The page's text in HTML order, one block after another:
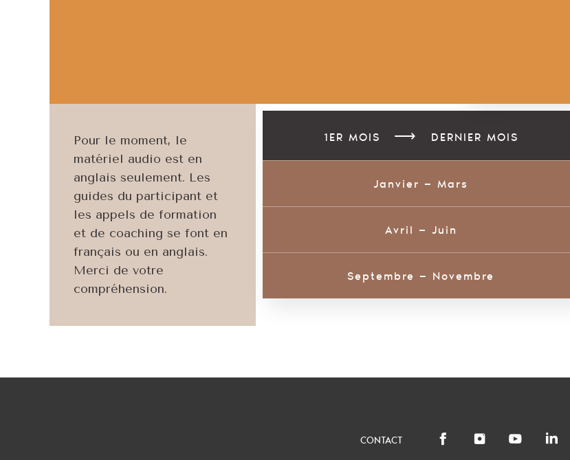
Pour le moment, le
matériel audio est en
anglais seulement. Les
guides du participant et
les appels de formation
et de coaching se font en
français ou en anglais.
Merci de votre
compréhension.
1ER MOIS ⟶ DERNIER MOIS
Janvier — Mars
Avril — Juin
Septembre — Novembre
CONTACT